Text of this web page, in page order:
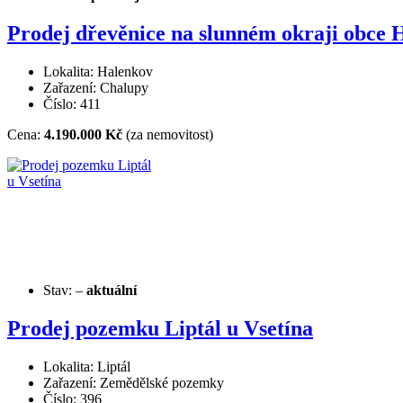
Prodej dřevěnice na slunném okraji obce
Lokalita: Halenkov
Zařazení: Chalupy
Číslo: 411
Cena: 4.190.000 Kč (za nemovitost)
Stav: – aktuální
Prodej pozemku Liptál u Vsetína
Lokalita: Liptál
Zařazení: Zemědělské pozemky
Číslo: 396